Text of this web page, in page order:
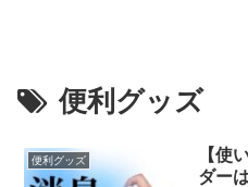
便利グッズ
便利グッズ
【使
ダー